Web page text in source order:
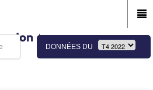
DONNÉES DU